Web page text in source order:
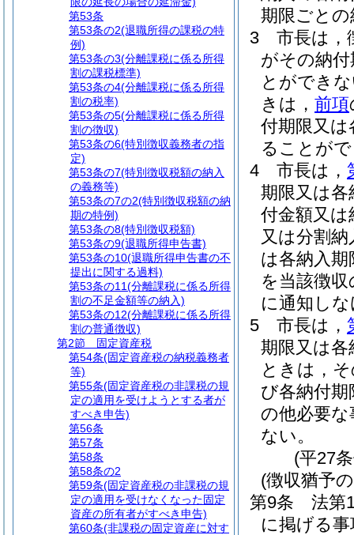
期限ごと
3
市長は，
がその納
とができ
きは， 前項
付期限又
ることが
4
市長は，
期限又は各
付金額又
又は分割
は各納入
を当該徴
に通知し
5
市長は，
期限又は
ときは，
び各納付
の他必要
ない。
(平27
(徴収猶予
第9条
法第
に掲げる
第53条
第53条の2(退職所得の課税の特
例)
第53条の3(分離課税に係る所得
割の課税標準)
第53条の4(分離課税に係る所得
割の税率)
第53条の5(分離課税に係る所得
割の徴収)
第53条の6(特別徴収義務者の指
定)
第53条の7(特別徴収税額の納入
の義務等)
第53条の7の2(特別徴収税額の納
期の特例)
第53条の8(特別徴収税額)
第53条の9(退職所得申告書)
第53条の10(退職所得申告書の不
提出に関する過料)
第53条の11(分離課税に係る所得
割の不足金額等の納入)
第53条の12(分離課税に係る所得
割の普通徴収)
第2節
固定資産税
第54条(固定資産税の納税義務者
等)
第55条(固定資産税の非課税の規
定の適用を受けようとする者が
すべき申告)
第56条
第57条
第58条
第58条の2
第59条(固定資産税の非課税の規
定の適用を受けなくなった固定
資産の所有者がすべき申告)
第60条(非課税の固定資産に対す